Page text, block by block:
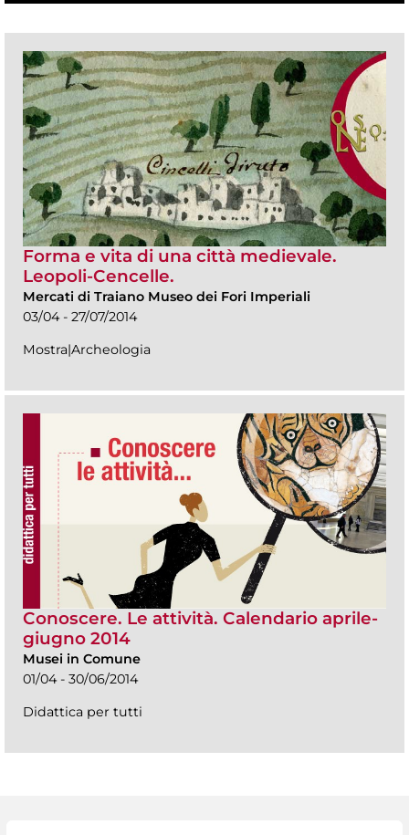
Forma e vita di una città medievale.
Leopoli-Cencelle.
Mercati di Traiano Museo dei Fori Imperiali
03/04 - 27/07/2014
Mostra|Archeologia
Conoscere. Le attività. Calendario aprile-
giugno 2014
Musei in Comune
01/04 - 30/06/2014
Didattica per tutti